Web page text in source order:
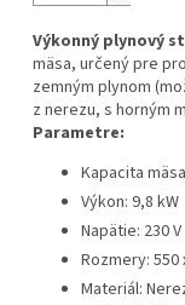
Výkonný plynový
mäsa, určený pre
zemným plynom
z nerezu, s horným
Parametre:
Kapacita
Výkon: 9,8 kW
Napätie: 230
Rozmery: 550
Materiál: